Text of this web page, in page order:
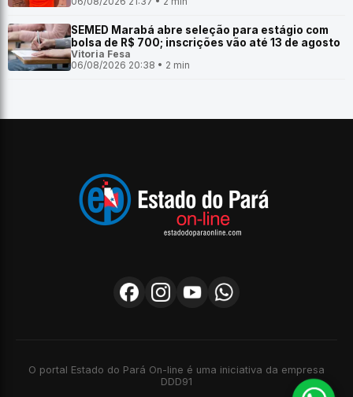
SEMED Marabá abre seleção para estágio com
bolsa de R$ 700; inscrições vão até 13 de agosto
Vitoria Fesa
06/08/2026 20:38 • 2 min
O portal Estado do Pará On-line é uma iniciativa da empresa
DDD91